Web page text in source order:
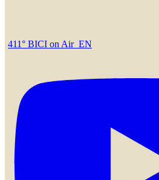
411° BICI on Air_EN